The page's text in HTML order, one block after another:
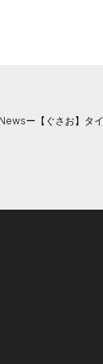
Newsー 【ぐさお】タ